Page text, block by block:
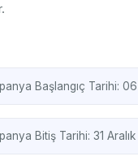
Başlangıç Tarihi: 06
Bitiş Tarihi: 31